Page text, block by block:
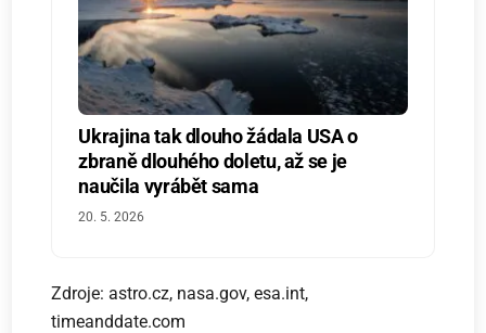
Ukrajina tak dlouho žádala USA o
zbraně dlouhého doletu, až se je
naučila vyrábět sama
20. 5. 2026
Zdroje: astro.cz, nasa.gov, esa.int,
timeanddate.com